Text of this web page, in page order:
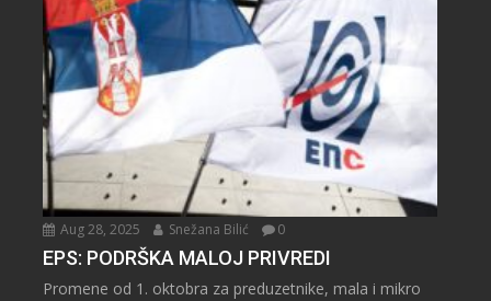
Aug 28, 2025 Snežana Bilić 0
EPS: PODRŠKA MALOJ PRIVREDI
Promene od 1. oktobra za preduzetnike, mala i mikro